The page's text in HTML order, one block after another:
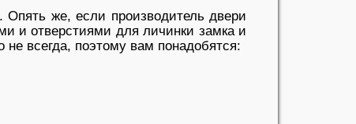
Опять же, если производитель двери
и отверстиями для личинки замка и
не всегда, поэтому вам понадобятся: